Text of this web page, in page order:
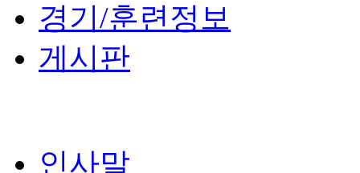
경기/훈련정보
게시판
인사말